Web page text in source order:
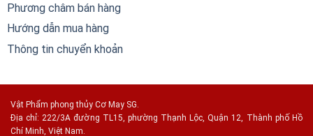
Phương châm bán hàng
Hướng dẫn mua hàng
Thông tin chuyển khoản
Vật Phẩm phong thủy Cơ May SG.
Địa chỉ: 222/3A đường TL15, phường Thạnh Lộc, Quận 12, Thành phố Hồ
Chí Minh, Việt Nam.